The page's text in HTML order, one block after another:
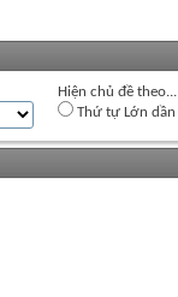
Hiện chủ đề theo...
Thứ tự Lớn dần